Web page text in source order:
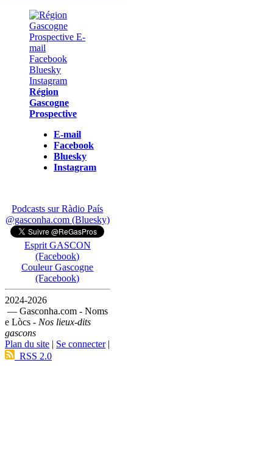
Région
Gascogne
Prospective
E-mail
Facebook
Bluesky
Instagram
Podcasts sur Ràdio País
@gasconha.com (Bluesky)
Esprit GASCON
(Facebook)
Couleur Gascogne
(Facebook)
2024-2026
— Gasconha.com - Noms
e Lòcs - Nos lieux-dits
gascons
Plan du site
Se connecter|
RSS 2.0